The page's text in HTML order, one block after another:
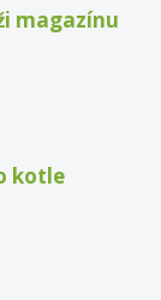
magazínu
kotle